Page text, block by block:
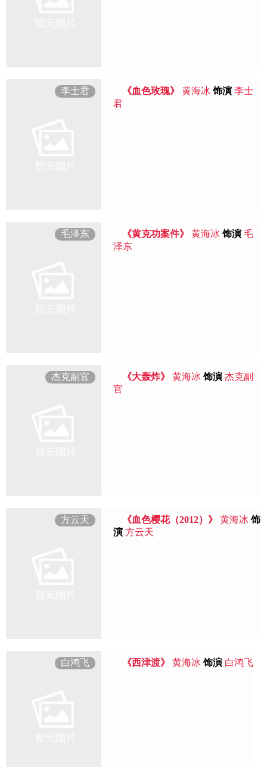
李士君 《血色玫瑰》 黄海冰 饰演 李士
君
毛泽东 《黄克功案件》 黄海冰 饰演 毛
泽东
杰克副官 《大轰炸》 黄海冰 饰演 杰克副
官
方云天 《血色樱花（2012）》 黄海冰 饰
演 方云天
白鸿飞 《西津渡》 黄海冰 饰演 白鸿飞